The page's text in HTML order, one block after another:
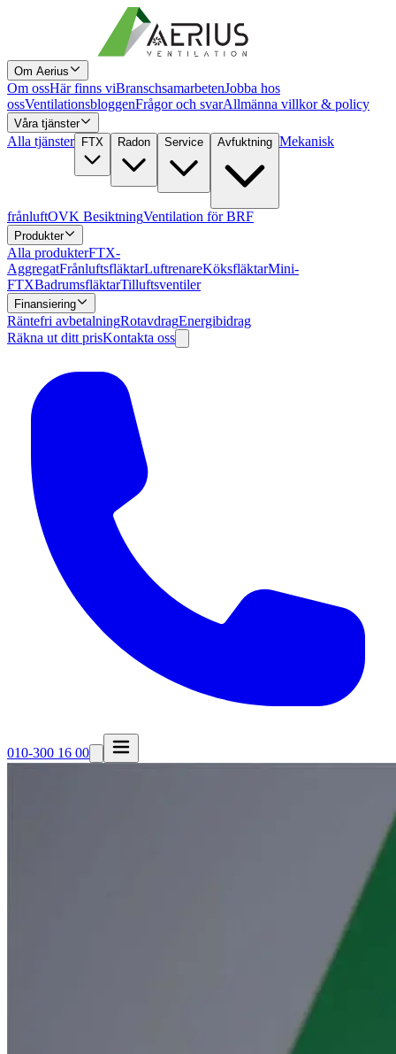
Om Aerius
Om ossHär finns viBranschsamarbetenJobba hos
ossVentilationsbloggenFrågor och svarAllmänna villkor & policy
Våra tjänster
Alla tjänster FTX Radon Service Avfuktning Mekanisk
frånluftOVK BesiktningVentilation för BRF
Produkter
Alla produkterFTX-
AggregatFrånluftsfläktarLuftrenareKöksfläktarMini-
FTXBadrumsfläktarTilluftsventiler
Finansiering
Räntefri avbetalningRotavdragEnergibidrag
Räkna ut ditt prisKontakta oss
010-300 16 00